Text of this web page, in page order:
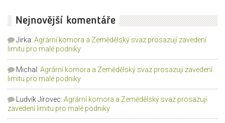
Nejnovější komentáře
Jirka: Agrární komora a Zemědělský svaz prosazují zavedení
limitu pro malé podniky
Michal : Agrární komora a Zemědělský svaz prosazují zavedení
limitu pro malé podniky
Ludvík Jírovec: Agrární komora a Zemědělský svaz prosazují
zavedení limitu pro malé podniky